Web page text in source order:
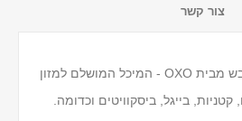
צור קשר
קופסאות אחסון למזון יבש מבית OXO - המיכל המושלם למזון
בייגל, ביסקוויטים וכדומה.